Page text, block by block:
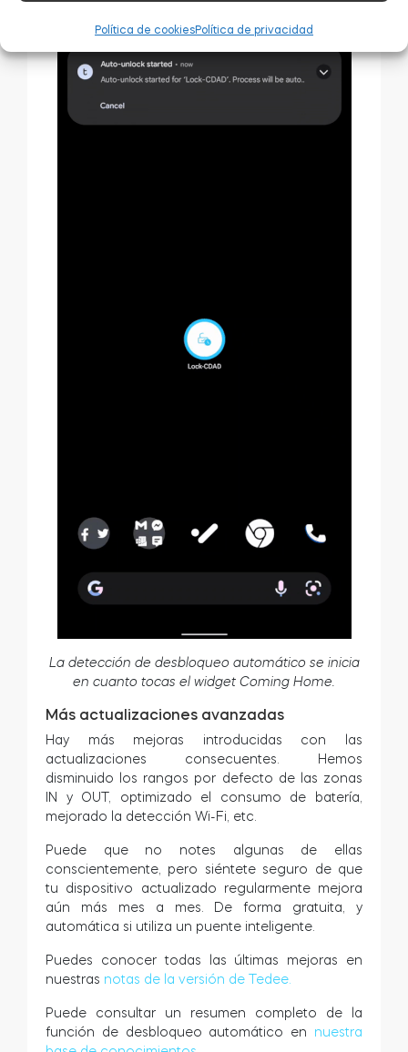
Política de cookiesPolítica de privacidad
La detección de desbloqueo automático se inicia
en cuanto tocas el widget Coming Home.
Más actualizaciones avanzadas
Hay más mejoras introducidas con las
actualizaciones consecuentes. Hemos
disminuido los rangos por defecto de las zonas
IN y OUT, optimizado el consumo de batería,
mejorado la detección Wi-Fi, etc.
Puede que no notes algunas de ellas
conscientemente, pero siéntete seguro de que
tu dispositivo actualizado regularmente mejora
aún más mes a mes. De forma gratuita, y
automática si utiliza un puente inteligente.
Puedes conocer todas las últimas mejoras en
nuestras notas de la versión de Tedee.
Puede consultar un resumen completo de la
función de desbloqueo automático en nuestra